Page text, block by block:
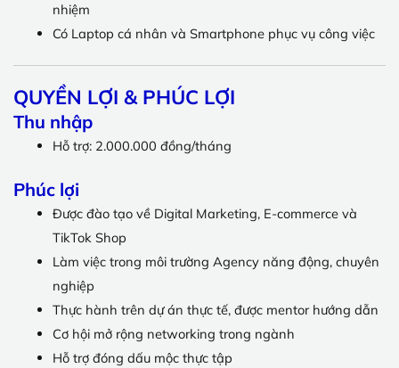
nhiệm
Có Laptop cá nhân và Smartphone phục vụ công việc
QUYỀN LỢI & PHÚC LỢI
Thu nhập
Hỗ trợ: 2.000.000 đồng/tháng
Phúc lợi
Được đào tạo về Digital Marketing, E-commerce và
TikTok Shop
Làm việc trong môi trường Agency năng động, chuyên
nghiệp
Thực hành trên dự án thực tế, được mentor hướng dẫn
Cơ hội mở rộng networking trong ngành
Hỗ trợ đóng dấu mộc thực tập